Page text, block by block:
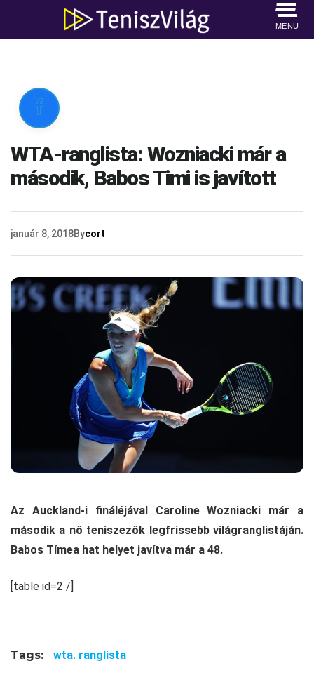
MENU

WTA-ranglista: Wozniacki már a
második, Babos Timi is javított
január 8, 2018Bycort
Az Auckland-i fináléjával Caroline Wozniacki már a
második a nő teniszezők legfrissebb világranglistáján.
Babos Tímea hat helyet javítva már a 48.
[table id=2 /]
Tags: wta. ranglista